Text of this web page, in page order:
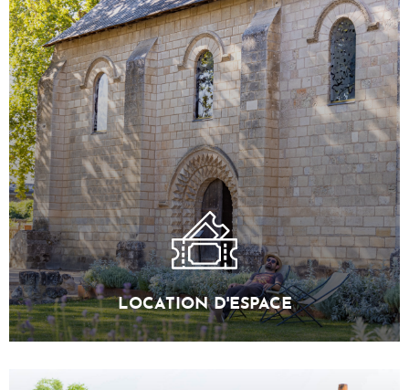
LOCATION D'ESPACE